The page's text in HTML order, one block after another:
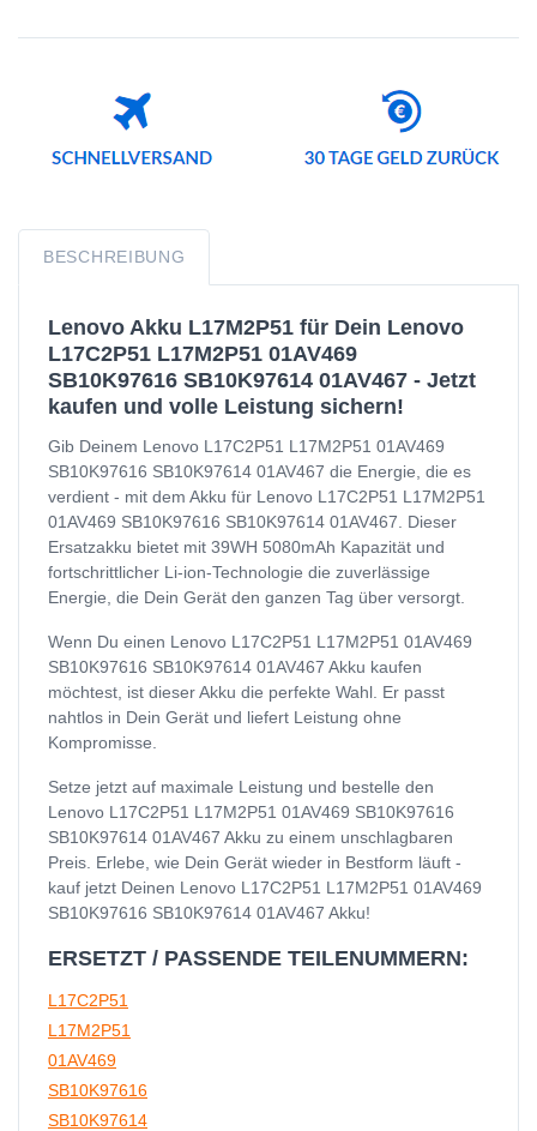
BESCHREIBUNG
Lenovo Akku L17M2P51 für Dein Lenovo
L17C2P51 L17M2P51 01AV469
SB10K97616 SB10K97614 01AV467 - Jetzt
kaufen und volle Leistung sichern!
Gib Deinem Lenovo L17C2P51 L17M2P51 01AV469
SB10K97616 SB10K97614 01AV467 die Energie, die es
verdient - mit dem Akku für Lenovo L17C2P51 L17M2P51
01AV469 SB10K97616 SB10K97614 01AV467. Dieser
Ersatzakku bietet mit 39WH 5080mAh Kapazität und
fortschrittlicher Li-ion-Technologie die zuverlässige
Energie, die Dein Gerät den ganzen Tag über versorgt.
Wenn Du einen Lenovo L17C2P51 L17M2P51 01AV469
SB10K97616 SB10K97614 01AV467 Akku kaufen
möchtest, ist dieser Akku die perfekte Wahl. Er passt
nahtlos in Dein Gerät und liefert Leistung ohne
Kompromisse.
Setze jetzt auf maximale Leistung und bestelle den
Lenovo L17C2P51 L17M2P51 01AV469 SB10K97616
SB10K97614 01AV467 Akku zu einem unschlagbaren
Preis. Erlebe, wie Dein Gerät wieder in Bestform läuft -
kauf jetzt Deinen Lenovo L17C2P51 L17M2P51 01AV469
SB10K97616 SB10K97614 01AV467 Akku!
ERSETZT / PASSENDE TEILENUMMERN:
L17C2P51
L17M2P51
01AV469
SB10K97616
SB10K97614